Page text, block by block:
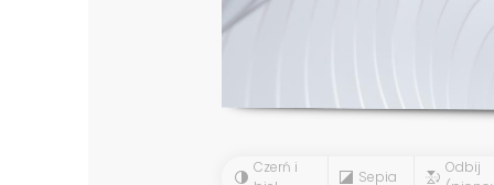
Czerń i
Sepia
Odbij